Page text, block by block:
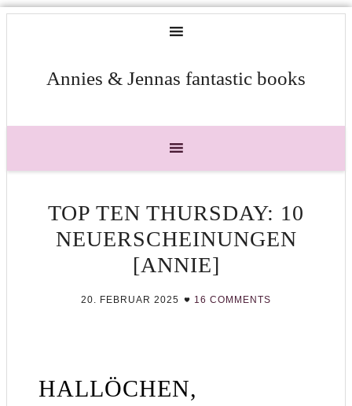
Annies & Jennas fantastic books
TOP TEN THURSDAY: 10
NEUERSCHEINUNGEN
[ANNIE]
20. FEBRUAR 2025 16 COMMENTS
HALLÖCHEN,